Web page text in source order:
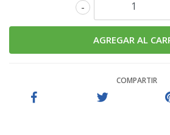
-
COMPARTIR